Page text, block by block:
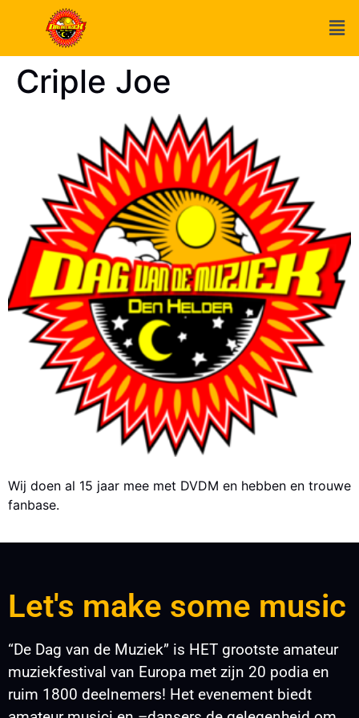
Criple Joe
Wij doen al 15 jaar mee met DVDM en hebben en trouwe
fanbase.
Let's make some music
“De Dag van de Muziek” is HET grootste amateur
muziekfestival van Europa met zijn 20 podia en
ruim 1800 deelnemers! Het evenement biedt